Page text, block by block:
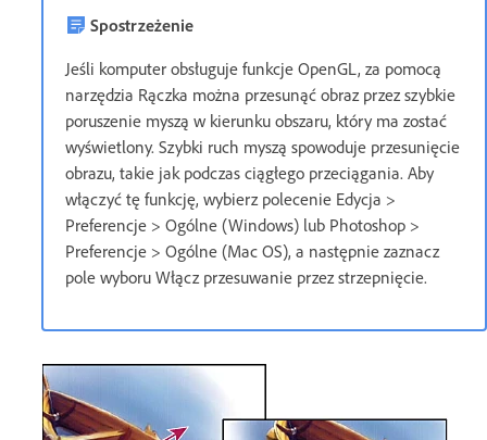
Spostrzeżenie
Jeśli komputer obsługuje funkcje OpenGL, za pomocą
narzędzia Rączka można przesunąć obraz przez szybkie
poruszenie myszą w kierunku obszaru, który ma zostać
wyświetlony. Szybki ruch myszą spowoduje przesunięcie
obrazu, takie jak podczas ciągłego przeciągania. Aby
włączyć tę funkcję, wybierz polecenie Edycja >
Preferencje > Ogólne (Windows) lub Photoshop >
Preferencje > Ogólne (Mac OS), a następnie zaznacz
pole wyboru Włącz przesuwanie przez strzepnięcie.